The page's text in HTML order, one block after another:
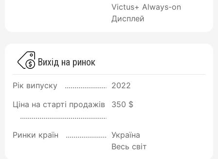
Victus+ Always-on
Дисплей
Вихід на ринок
Рік випуску
2022
Ціна на старті продажів
350 $
Ринки країн
Україна
Весь світ